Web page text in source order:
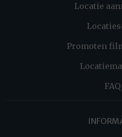
Locatie
Promoten
FAQ